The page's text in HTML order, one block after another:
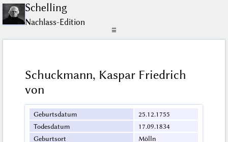
Schelling
Nachlass-Edition
☰
Schuckmann, Kaspar Friedrich
von
Geburtsdatum
25.12.1755
Todesdatum
17.09.1834
Geburtsort
Mölln